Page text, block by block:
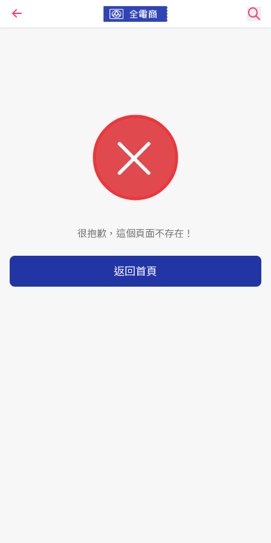
很抱歉，這個頁面不存在！
返回首頁